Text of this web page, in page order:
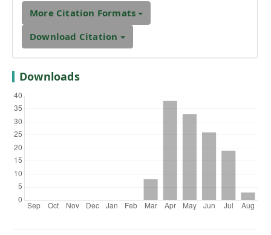
More Citation Formats
Download Citation
Downloads